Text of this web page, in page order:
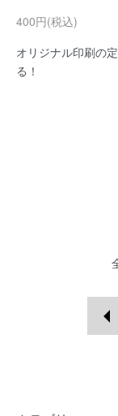
400円(税込)
オリジナル印刷の
る！